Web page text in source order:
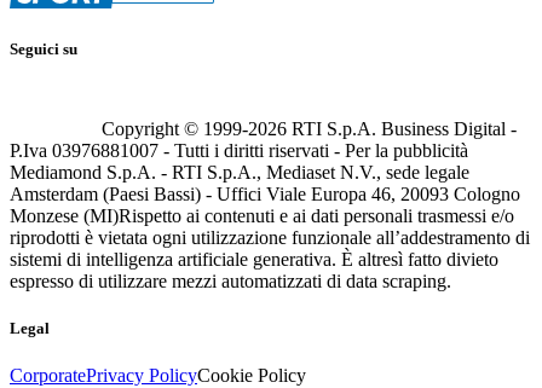
Seguici su
Copyright © 1999-2026 RTI S.p.A. Business Digital -
P.Iva 03976881007 - Tutti i diritti riservati - Per la pubblicità
Mediamond S.p.A. - RTI S.p.A., Mediaset N.V., sede legale
Amsterdam (Paesi Bassi) - Uffici Viale Europa 46, 20093 Cologno
Monzese (MI)Rispetto ai contenuti e ai dati personali trasmessi e/o
riprodotti è vietata ogni utilizzazione funzionale all’addestramento di
sistemi di intelligenza artificiale generativa. È altresì fatto divieto
espresso di utilizzare mezzi automatizzati di data scraping.
Legal
CorporatePrivacy PolicyCookie Policy